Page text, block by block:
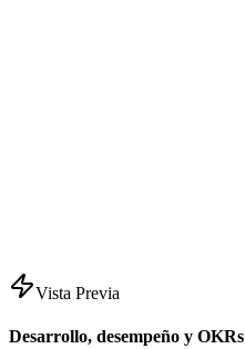
Vista Previa
Desarrollo, desempeño y OKRs